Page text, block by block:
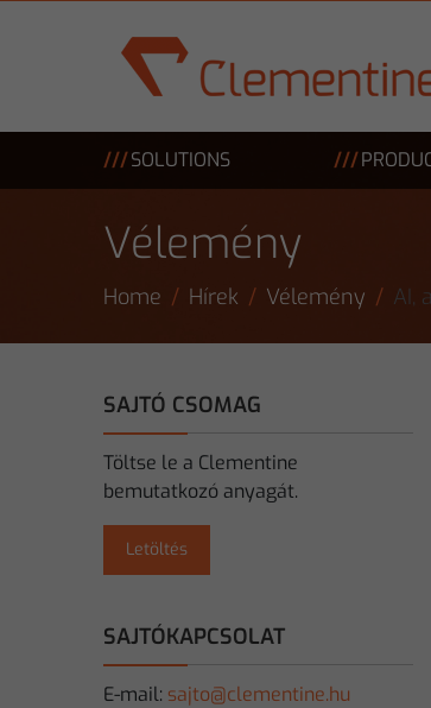
Skip to main content
SOLUTIONS
Vélemény
Home Hírek Vélemény AI,
SAJTÓ CSOMAG
Töltse le a Clementine
bemutatkozó anyagát.
Letöltés
SAJTÓKAPCSOLAT
E-mail: sajto@clementine.hu